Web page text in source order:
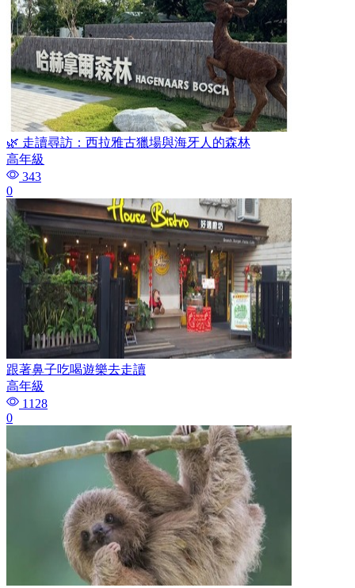
🌿 走讀尋訪：西拉雅古獵場與海牙人的森林
高年級
343
0
跟著鼻子吃喝遊樂去走讀
高年級
1128
0